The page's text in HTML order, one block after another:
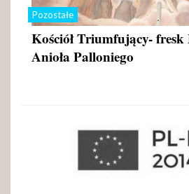
Pozostałe
Kościół Triumfujący- fresk
Anioła Palloniego